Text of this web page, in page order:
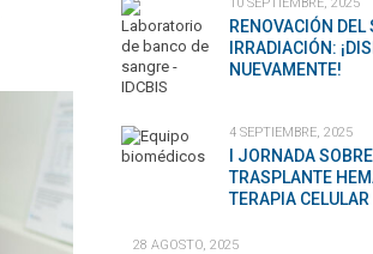
RENOVACIÓN DEL
IRRADIACIÓN:
NUEVAMENTE!
4 SEPTIEMBRE, 2025
I JORNADA
TRASPLANTE
TERAPIA
28 AGOSTO, 2025